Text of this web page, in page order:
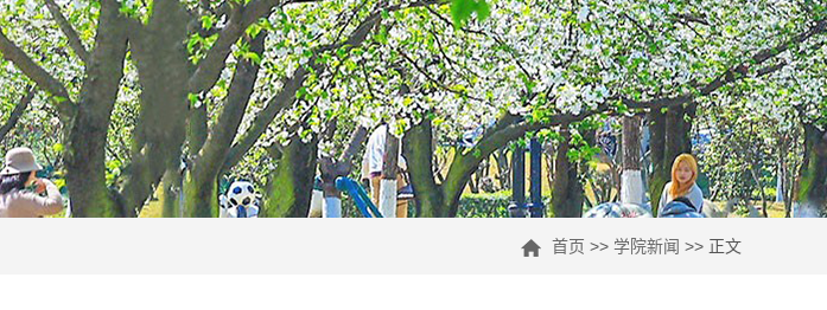
首页 >> 学院新闻 >> 正文